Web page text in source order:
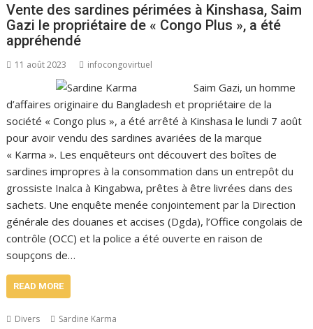
Vente des sardines périmées à Kinshasa, Saim
Gazi le propriétaire de « Congo Plus », a été
appréhendé
11 août 2023 infocongovirtuel
Saim Gazi, un homme
d’affaires originaire du Bangladesh et propriétaire de la
société « Congo plus », a été arrêté à Kinshasa le lundi 7 août
pour avoir vendu des sardines avariées de la marque
« Karma ». Les enquêteurs ont découvert des boîtes de
sardines impropres à la consommation dans un entrepôt du
grossiste Inalca à Kingabwa, prêtes à être livrées dans des
sachets. Une enquête menée conjointement par la Direction
générale des douanes et accises (Dgda), l’Office congolais de
contrôle (OCC) et la police a été ouverte en raison de
soupçons de…
READ MORE
Divers Sardine Karma